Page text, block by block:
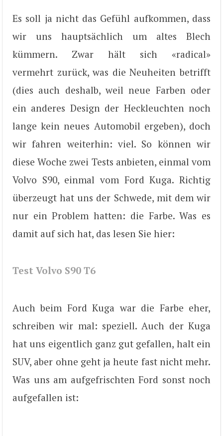
Es soll ja nicht das Gefühl aufkommen, dass
wir uns hauptsächlich um altes Blech
kümmern. Zwar hält sich «radical»
vermehrt zurück, was die Neuheiten betrifft
(dies auch deshalb, weil neue Farben oder
ein anderes Design der Heckleuchten noch
lange kein neues Automobil ergeben), doch
wir fahren weiterhin: viel. So können wir
diese Woche zwei Tests anbieten, einmal vom
Volvo S90, einmal vom Ford Kuga. Richtig
überzeugt hat uns der Schwede, mit dem wir
nur ein Problem hatten: die Farbe. Was es
damit auf sich hat, das lesen Sie hier:
Test Volvo S90 T6
Auch beim Ford Kuga war die Farbe eher,
schreiben wir mal: speziell. Auch der Kuga
hat uns eigentlich ganz gut gefallen, halt ein
SUV, aber ohne geht ja heute fast nicht mehr.
Was uns am aufgefrischten Ford sonst noch
aufgefallen ist: